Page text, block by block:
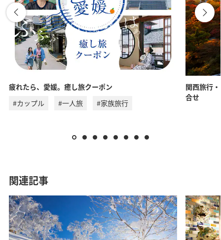
疲れたら、愛媛。癒し旅クーポン
#カップル
#一人旅 #家族旅行
関西旅行
合せ
関連記事